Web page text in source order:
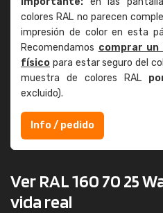
colores RAL no parecen
impresión de color en esta
Recomendamos comprar un
físico para estar seguro del
muestra de colores RAL
excluido).
Info / pedido
Ver RAL 160 70 25
vida real